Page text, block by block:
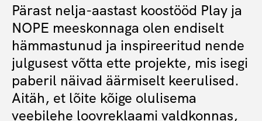
Pärast nelja-aastast koostööd Play ja
NOPE meeskonnaga olen endiselt
hämmastunud ja inspireeritud nende
julgusest võtta ette projekte, mis isegi
paberil näivad äärmiselt keerulised.
Aitäh, et lõite kõige olulisema
veebilehe loovreklaami valdkonnas,